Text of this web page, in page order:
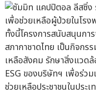
ทั้งนี้โครงการสนับสนุนก
สภากาชาดไทย เป็นกิจกร
เหลือสังคม รักษาสิ่งแวด
ESG ของบริษัทฯ เพื่อร่ว
ช่วยเหลือประชาชนในประเ